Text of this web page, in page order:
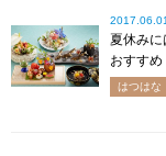
2017.06.01
夏休みに
おすすめ
はつはな